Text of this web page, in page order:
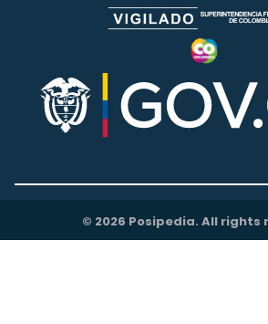
© 2026 Posipedia. All rights